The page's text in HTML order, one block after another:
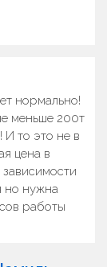
нормально!
меньше 200т
И то это не в
цена в
но нужна
работы